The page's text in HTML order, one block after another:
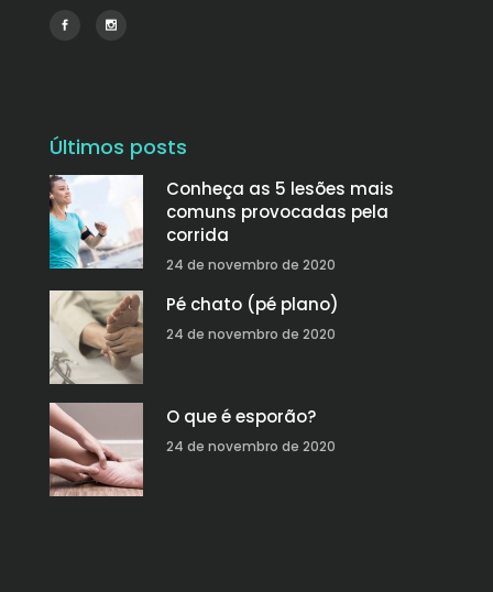
Últimos posts
Conheça as 5 lesões mais
comuns provocadas pela
corrida
24 de novembro de 2020
Pé chato (pé plano)
24 de novembro de 2020
O que é esporão?
24 de novembro de 2020